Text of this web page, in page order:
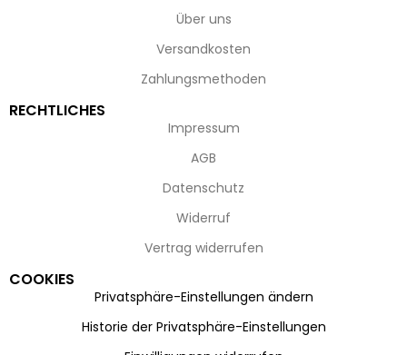
Über uns
Versandkosten
Zahlungsmethoden
RECHTLICHES
Impressum
AGB
Datenschutz
Widerruf
Vertrag widerrufen
COOKIES
Privatsphäre-Einstellungen ändern
Historie der Privatsphäre-Einstellungen